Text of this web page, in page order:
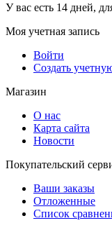
У вас есть 14 дней,
Моя учетная запись
Войти
Создать
Магазин
О нас
Карта сайта
Новости
Покупательский
Ваши заказы
Отложенные
Список